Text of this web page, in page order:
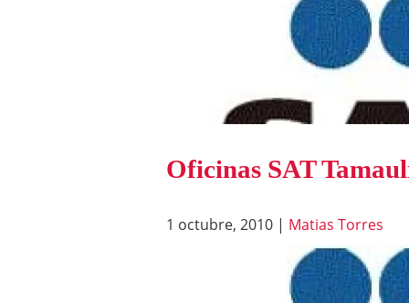
Oficinas SAT
1 octubre, 2010 | Matias Torres